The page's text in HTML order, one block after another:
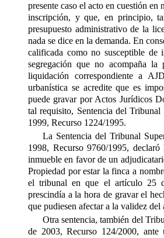
presente caso el acto en cuestión
inscripción, y que, en principio,
presupuesto administrativo de la
nada se dice en la demanda. En
calificada como no susceptible de
segregación que no acompaña
liquidación correspondiente a
urbanística se acredite que es
puede gravar por Actos Jurídicos
tal requisito, Sentencia del
1999, Recurso 1224/1995.
La Sentencia del Tribunal
1998, Recurso 9760/1995, declaró
inmueble en favor de un
Propiedad por estar la finca a
el tribunal en que el artículo 25
prescindía a la hora de gravar el
que pudiesen afectar a la validez del
Otra sentencia, también del
de 2003, Recurso 124/2000, ante